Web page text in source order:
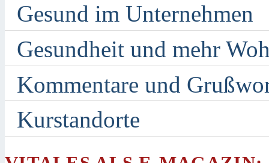
Gesund im Unternehmen
Gesundheit und mehr
Kommentare und
Kurstandorte